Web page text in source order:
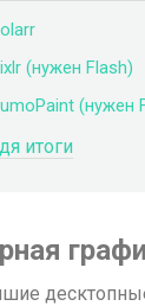
(нужен Flash)
(нужен
итоги